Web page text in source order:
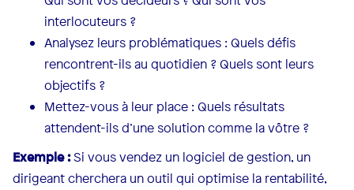
interlocuteurs ?
Analysez leurs problématiques : Quels défis
rencontrent-ils au quotidien ? Quels sont leurs
objectifs ?
Mettez-vous à leur place : Quels résultats
attendent-ils d’une solution comme la vôtre ?
Exemple :Si vous vendez un logiciel de gestion, un
dirigeant cherchera un outil qui optimise la rentabilité,